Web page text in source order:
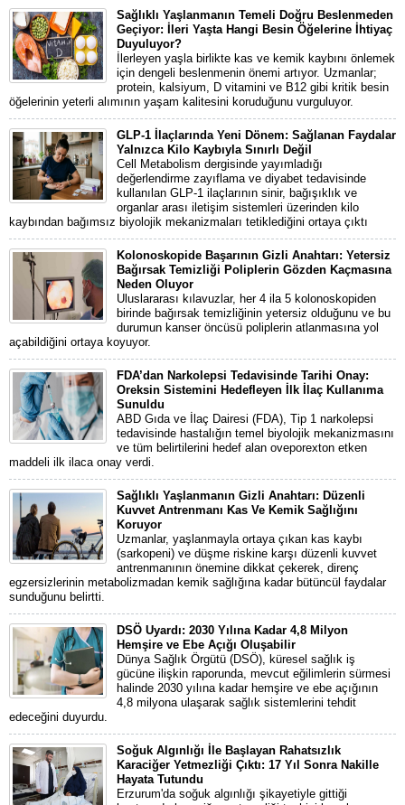
Sağlıklı Yaşlanmanın Temeli Doğru Beslenmeden
Geçiyor: İleri Yaşta Hangi Besin Öğelerine İhtiyaç
Duyuluyor?
İlerleyen yaşla birlikte kas ve kemik kaybını önlemek
için dengeli beslenmenin önemi artıyor. Uzmanlar;
protein, kalsiyum, D vitamini ve B12 gibi kritik besin
öğelerinin yeterli alımının yaşam kalitesini koruduğunu vurguluyor.
GLP-1 İlaçlarında Yeni Dönem: Sağlanan Faydalar
Yalnızca Kilo Kaybıyla Sınırlı Değil
Cell Metabolism dergisinde yayımladığı
değerlendirme zayıflama ve diyabet tedavisinde
kullanılan GLP-1 ilaçlarının sinir, bağışıklık ve
organlar arası iletişim sistemleri üzerinden kilo
kaybından bağımsız biyolojik mekanizmaları tetiklediğini ortaya çıktı
Kolonoskopide Başarının Gizli Anahtarı: Yetersiz
Bağırsak Temizliği Poliplerin Gözden Kaçmasına
Neden Oluyor
Uluslararası kılavuzlar, her 4 ila 5 kolonoskopiden
birinde bağırsak temizliğinin yetersiz olduğunu ve bu
durumun kanser öncüsü poliplerin atlanmasına yol
açabildiğini ortaya koyuyor.
FDA’dan Narkolepsi Tedavisinde Tarihi Onay:
Oreksin Sistemini Hedefleyen İlk İlaç Kullanıma
Sunuldu
ABD Gıda ve İlaç Dairesi (FDA), Tip 1 narkolepsi
tedavisinde hastalığın temel biyolojik mekanizmasını
ve tüm belirtilerini hedef alan oveporexton etken
maddeli ilk ilaca onay verdi.
Sağlıklı Yaşlanmanın Gizli Anahtarı: Düzenli
Kuvvet Antrenmanı Kas Ve Kemik Sağlığını
Koruyor
Uzmanlar, yaşlanmayla ortaya çıkan kas kaybı
(sarkopeni) ve düşme riskine karşı düzenli kuvvet
antrenmanının önemine dikkat çekerek, direnç
egzersizlerinin metabolizmadan kemik sağlığına kadar bütüncül faydalar
sunduğunu belirtti.
DSÖ Uyardı: 2030 Yılına Kadar 4,8 Milyon
Hemşire ve Ebe Açığı Oluşabilir
Dünya Sağlık Örgütü (DSÖ), küresel sağlık iş
gücüne ilişkin raporunda, mevcut eğilimlerin sürmesi
halinde 2030 yılına kadar hemşire ve ebe açığının
4,8 milyona ulaşarak sağlık sistemlerini tehdit
edeceğini duyurdu.
Soğuk Algınlığı İle Başlayan Rahatsızlık
Karaciğer Yetmezliği Çıktı: 17 Yıl Sonra Nakille
Hayata Tutundu
Erzurum'da soğuk algınlığı şikayetiyle gittiği